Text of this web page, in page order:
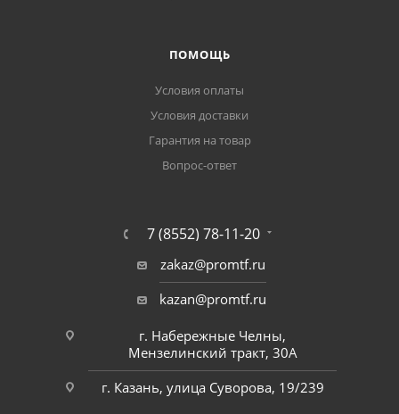
ПОМОЩЬ
Условия оплаты
Условия доставки
Гарантия на товар
Вопрос-ответ
7 (8552) 78-11-20
zakaz@promtf.ru
kazan@promtf.ru
г. Набережные Челны,
Мензелинский тракт, 30А
г. Казань, улица Суворова, 19/239